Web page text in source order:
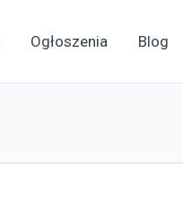
Ogłoszenia Blog